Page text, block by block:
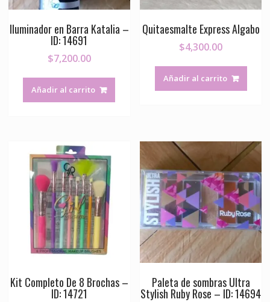
Iluminador en Barra Katalia –
ID: 14691
$7,200.00
Añadir al carrito
Quitaesmalte Express Algabo
$4,300.00
Añadir al carrito
Kit Completo De 8 Brochas –
ID: 14721
Paleta de sombras Ultra
Stylish Ruby Rose – ID: 14694